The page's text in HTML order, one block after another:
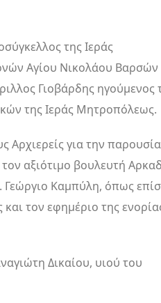
της Ιεράς
Αγίου Νικολάου Βαρσών
Γιοβάρδης ηγούμενος
της Ιεράς Μητροπόλεως.
Αρχιερείς για την παρουσία
αξιότιμο βουλευτή
Γεώργιο Καμπύλη, όπως
τον εφημέριο της
Δικαίου, υιού του